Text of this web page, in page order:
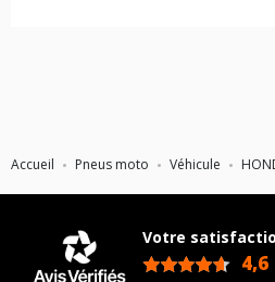
Accueil Pneus moto Véhicule
Votre
4,6